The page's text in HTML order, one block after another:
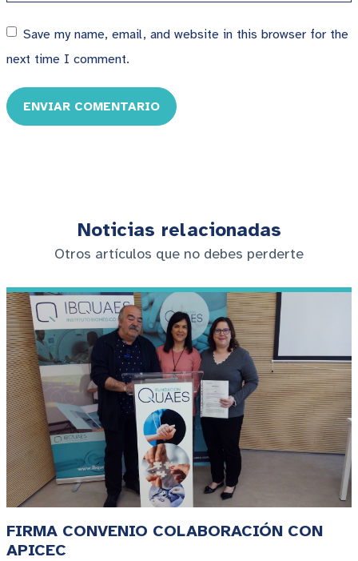
Save my name, email, and website in this browser for the
next time I comment.
ENVIAR COMENTARIO
Noticias relacionadas
Otros artículos que no debes perderte
FIRMA CONVENIO COLABORACIÓN CON
APICEC